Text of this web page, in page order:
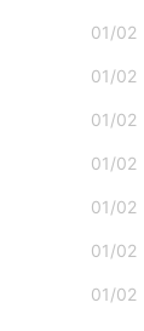
01/02
01/02
01/02
01/02
01/02
01/02
01/02